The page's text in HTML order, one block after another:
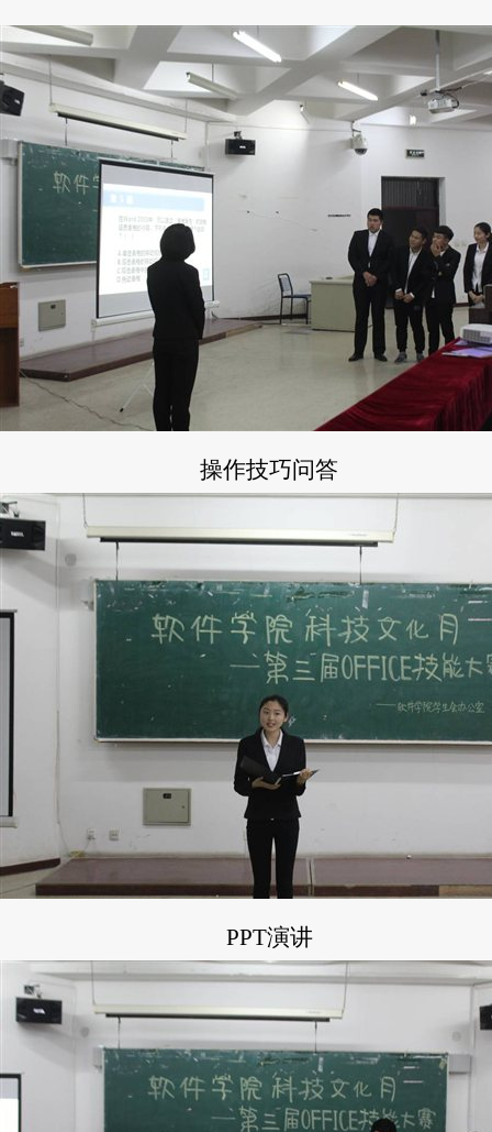
操作技巧问答
PPT演讲